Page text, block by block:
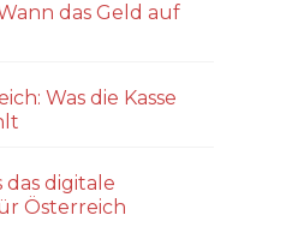
das Geld auf
Was die Kasse
das digitale
Österreich